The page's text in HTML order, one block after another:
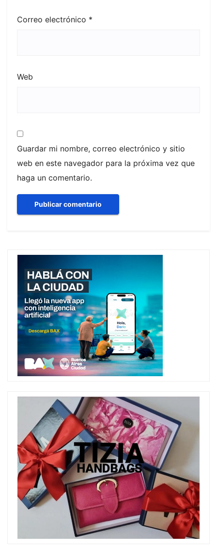
Correo electrónico *
Web
Guardar mi nombre, correo electrónico y sitio
web en este navegador para la próxima vez que
haga un comentario.